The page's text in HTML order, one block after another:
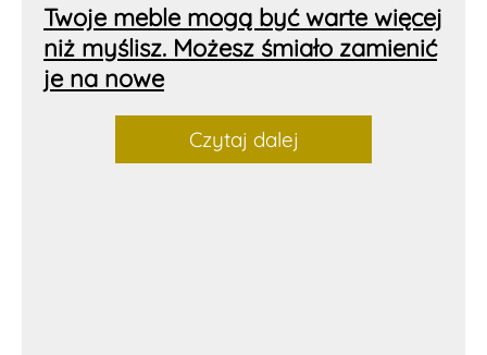
Twoje meble mogą być warte więcej
niż myślisz. Możesz śmiało zamienić
je na nowe
Czytaj dalej